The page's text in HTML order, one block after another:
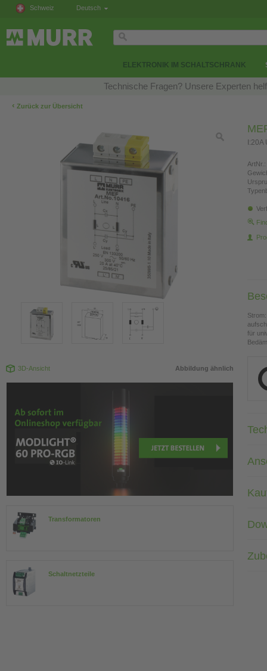
Schweiz Deutsch
ELEKTRONIK IM SCHALTSCHRANK
Technische Fragen? Unsere Experten
‹ Zurück zur Übersicht
3D-Ansicht Abbildung ähnlich
Transformatoren
Schaltnetzteile
ArtNr.:
für